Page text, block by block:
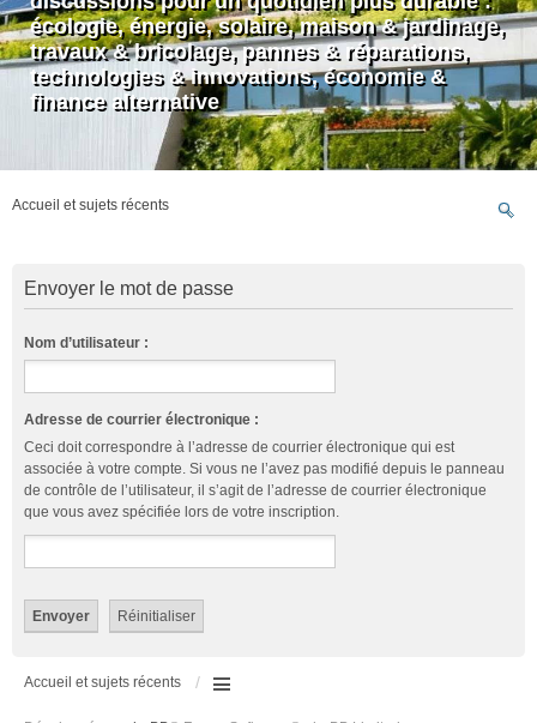
écologie, énergie, solaire, maison & jardinage,
travaux & bricolage, pannes & réparations,
technologies & innovations, économie &
finance alternative
Accueil et sujets récents
Envoyer le mot de passe
Nom d’utilisateur :
Adresse de courrier électronique :
Ceci doit correspondre à l’adresse de courrier électronique qui est
associée à votre compte. Si vous ne l’avez pas modifié depuis le panneau
de contrôle de l’utilisateur, il s’agit de l’adresse de courrier électronique
que vous avez spécifiée lors de votre inscription.
Accueil et sujets récents